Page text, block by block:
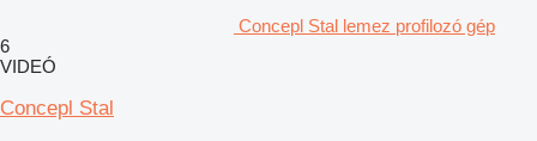
Concepl Stal lemez profilozó gép
6
VIDEÓ
Concepl Stal